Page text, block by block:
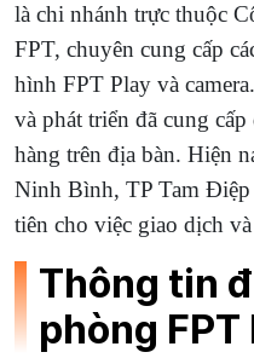
là chi nhánh trực thuộc
FPT, chuyên cung cấp
hình FPT Play và
và phát triển đã cung
hàng trên địa bàn. Hiện
Ninh Bình, TP Tam
tiên cho việc giao dịch
Thông tin
phòng FPT